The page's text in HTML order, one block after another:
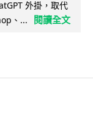
外掛，取代
、...
閱讀全文